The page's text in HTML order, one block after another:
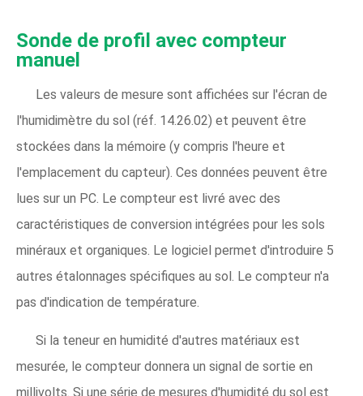
Sonde de profil avec compteur
manuel
Les valeurs de mesure sont affichées sur l'écran de
l'humidimètre du sol (réf. 14.26.02) et peuvent être
stockées dans la mémoire (y compris l'heure et
l'emplacement du capteur). Ces données peuvent être
lues sur un PC. Le compteur est livré avec des
caractéristiques de conversion intégrées pour les sols
minéraux et organiques. Le logiciel permet d'introduire 5
autres étalonnages spécifiques au sol. Le compteur n'a
pas d'indication de température.
Si la teneur en humidité d'autres matériaux est
mesurée, le compteur donnera un signal de sortie en
millivolts. Si une série de mesures d'humidité du sol est